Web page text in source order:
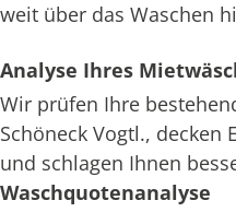
weit über das Waschen
Analyse Ihres
Wir prüfen Ihre
Schöneck Vogtl., decken
und schlagen Ihnen
Waschquotenanalyse